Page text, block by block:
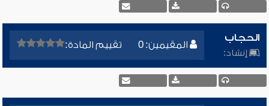
المقيمين: 0 تقييم المادة:
الحجاب
إنشاد: